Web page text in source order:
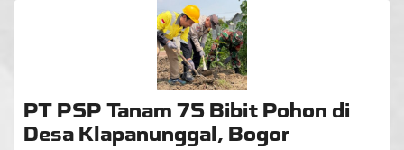
PT PSP Tanam 75 Bibit Pohon di
Desa Klapanunggal, Bogor